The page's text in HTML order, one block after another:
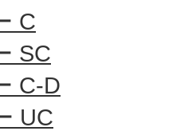
C
SC
C-D
UC